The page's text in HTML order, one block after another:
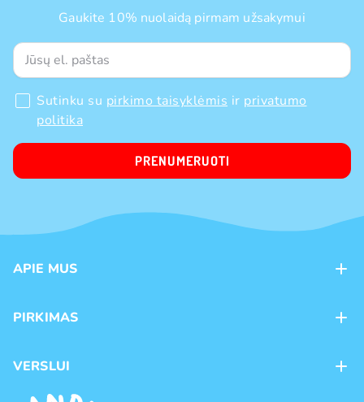
Gaukite 10% nuolaidą pirmam užsakymui
Sutinku su pirkimo taisyklėmis ir privatumo
politika
PRENUMERUOTI
APIE MUS
Kontaktai
PIRKIMAS
Pristatymas
VERSLUI
Franšizė